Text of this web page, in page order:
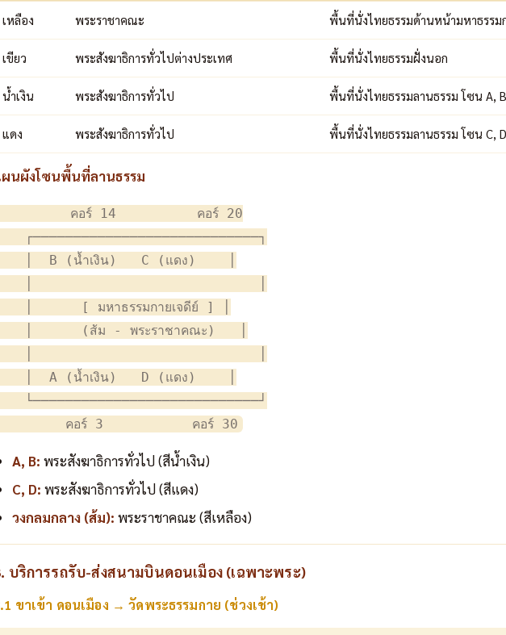
เหลือง พระราชาคณะ พื้นที่นั่งไทยธรรมด้านหน้ามหาธรรม
เขียว พระสังฆาธิการทั่วไปต่างประเทศ พื้นที่นั่งไทยธรรมฝั่งนอก
น้ำเงิน พระสังฆาธิการทั่วไป พื้นที่นั่งไทยธรรมลานธรรม โซน A, B
แดง พระสังฆาธิการทั่วไป พื้นที่นั่งไทยธรรมลานธรรม โซน C, D
นผังโซนพื้นที่ลานธรรม
คอร์ 14          คอร์ 20
┌────────────────────────────┐
│  B (น้ำเงิน)   C (แดง)    │
│      [ มหาธรรมกายเจดีย์ ] │
│      (ส้ม - พระราชาคณะ)   │
│  A (น้ำเงิน)   D (แดง)    │
└────────────────────────────┘
A, B: พระสังฆาธิการทั่วไป (สีน้ำเงิน)
C, D: พระสังฆาธิการทั่วไป (สีแดง)
วงกลมกลาง (ส้ม): พระราชาคณะ (สีเหลือง)
บริการรถรับ-ส่งสนามบินดอนเมือง (เฉพาะพระ)
ขาเข้า ดอนเมือง → วัดพระธรรมกาย (ช่วงเช้า)